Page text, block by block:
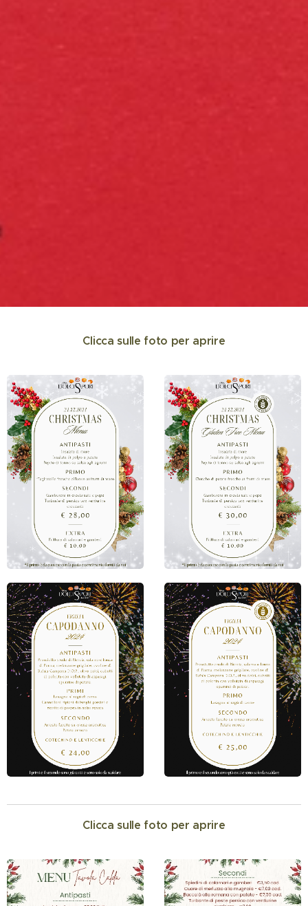
Clicca sulle foto per aprire
Clicca sulle foto per aprire